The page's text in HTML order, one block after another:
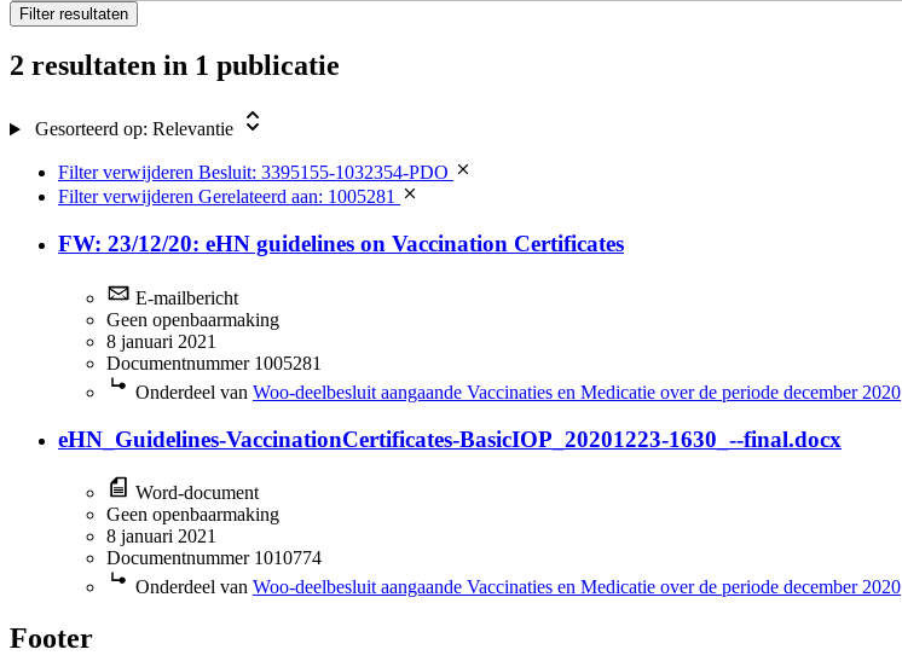
Filter resultaten
2 resultaten in 1 publicatie
Gesorteerd op: Relevantie
Filter verwijderen Besluit: 3395155-1032354-PDO
Filter verwijderen Gerelateerd aan: 1005281
FW: 23/12/20: eHN guidelines on Vaccination Certificates
E-mailbericht
Geen openbaarmaking
8 januari 2021
Documentnummer 1005281
Onderdeel van Woo-deelbesluit aangaande Vaccinaties en Medicatie over de periode december 2020
eHN_Guidelines-VaccinationCertificates-BasicIOP_20201223-1630_--final.docx
Word-document
Geen openbaarmaking
8 januari 2021
Documentnummer 1010774
Onderdeel van Woo-deelbesluit aangaande Vaccinaties en Medicatie over de periode december 2020
Footer